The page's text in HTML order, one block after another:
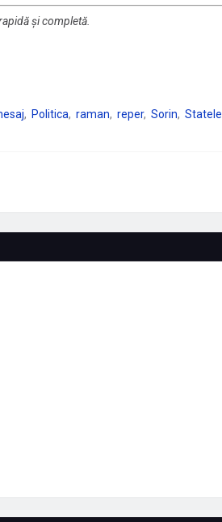
și completă.
Politica raman reper Sorin Statele